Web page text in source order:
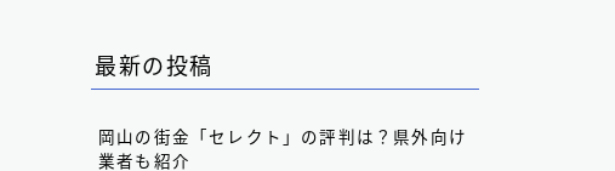
最新の投稿
岡山の街金「セレクト」の評判は？県外向け
業者も紹介